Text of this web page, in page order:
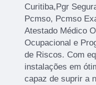
Curitiba,Pgr
Pcmso, Pcmso
Atestado Médico
Ocupacional e
de Riscos. Com
instalações em
capaz de suprir a